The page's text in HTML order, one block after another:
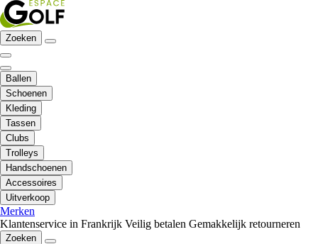
Zoeken
Ballen
Schoenen
Kleding
Tassen
Clubs
Trolleys
Handschoenen
Accessoires
Uitverkoop
Merken
Klantenservice in Frankrijk Veilig betalen Gemakkelijk retourneren
Zoeken